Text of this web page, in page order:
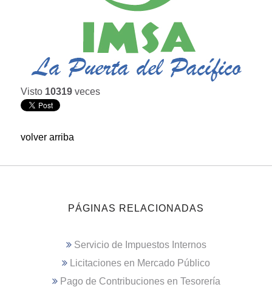
Visto 10319 veces
volver arriba
PÁGINAS RELACIONADAS
Servicio de Impuestos Internos
Licitaciones en Mercado Público
Pago de Contribuciones en Tesorería